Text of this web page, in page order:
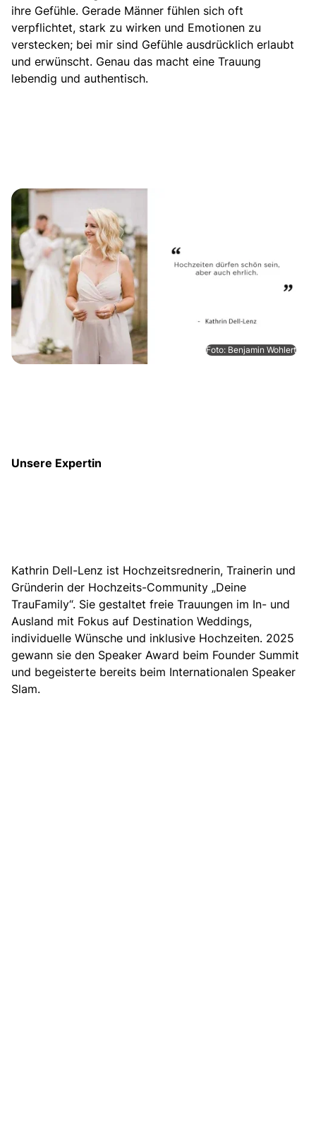
ihre Gefühle. Gerade Männer fühlen sich oft
verpflichtet, stark zu wirken und Emotionen zu
verstecken; bei mir sind Gefühle ausdrücklich erlaubt
und erwünscht. Genau das macht eine Trauung
lebendig und authentisch.
Foto: Benjamin Wohlert
Unsere Expertin
Kathrin Dell-Lenz ist Hochzeitsrednerin, Trainerin und
Gründerin der Hochzeits-Community „Deine
TrauFamily“. Sie gestaltet freie Trauungen im In- und
Ausland mit Fokus auf Destination Weddings,
individuelle Wünsche und inklusive Hochzeiten. 2025
gewann sie den Speaker Award beim Founder Summit
und begeisterte bereits beim Internationalen Speaker
Slam.